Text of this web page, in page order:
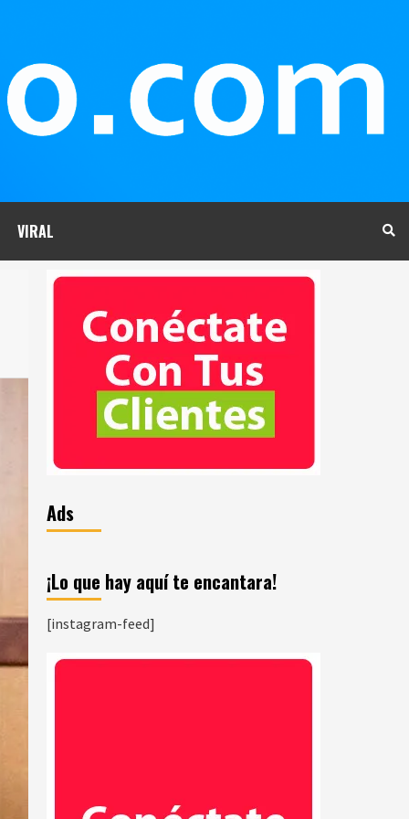
VIRAL
Ads
¡Lo que hay aquí te encantara!
[instagram-feed]